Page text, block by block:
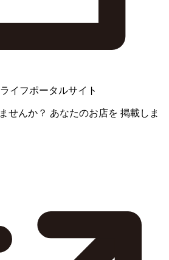
イフポータルサイト
せんか？ あなたのお店を 掲載しま